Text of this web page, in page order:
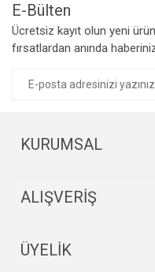
Ürün resmi kalitesiz,
Ürün açıklamasında
E-Bülten
Ücretsiz kayıt olun yeni
fırsatlardan anında
KURUMSAL
ALIŞVERİŞ
ÜYELİK